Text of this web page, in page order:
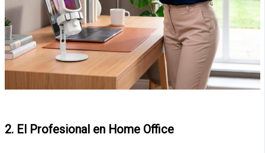
2. El Profesional en Home Office